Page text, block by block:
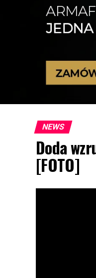
NEWS
Doda
[FOTO]